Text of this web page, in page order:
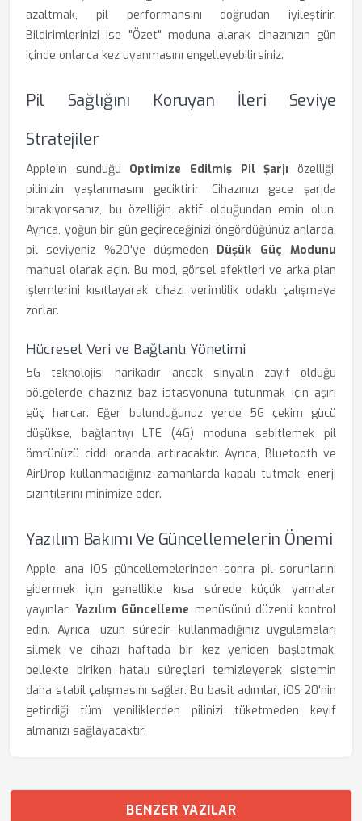
azaltmak, pil performansını doğrudan iyileştirir.
Bildirimlerinizi ise "Özet" moduna alarak cihazınızın gün
içinde onlarca kez uyanmasını engelleyebilirsiniz.
Pil Sağlığını Koruyan İleri Seviye
Stratejiler
Apple'ın sunduğu Optimize Edilmiş Pil Şarjı özelliği,
pilinizin yaşlanmasını geciktirir. Cihazınızı gece şarjda
bırakıyorsanız, bu özelliğin aktif olduğundan emin olun.
Ayrıca, yoğun bir gün geçireceğinizi öngördüğünüz anlarda,
pil seviyeniz %20'ye düşmeden Düşük Güç Modunu
manuel olarak açın. Bu mod, görsel efektleri ve arka plan
işlemlerini kısıtlayarak cihazı verimlilik odaklı çalışmaya
zorlar.
Hücresel Veri ve Bağlantı Yönetimi
5G teknolojisi harikadır ancak sinyalin zayıf olduğu
bölgelerde cihazınız baz istasyonuna tutunmak için aşırı
güç harcar. Eğer bulunduğunuz yerde 5G çekim gücü
düşükse, bağlantıyı LTE (4G) moduna sabitlemek pil
ömrünüzü ciddi oranda artıracaktır. Ayrıca, Bluetooth ve
AirDrop kullanmadığınız zamanlarda kapalı tutmak, enerji
sızıntılarını minimize eder.
Yazılım Bakımı Ve Güncellemelerin Önemi
Apple, ana iOS güncellemelerinden sonra pil sorunlarını
gidermek için genellikle kısa sürede küçük yamalar
yayınlar. Yazılım Güncelleme menüsünü düzenli kontrol
edin. Ayrıca, uzun süredir kullanmadığınız uygulamaları
silmek ve cihazı haftada bir kez yeniden başlatmak,
bellekte biriken hatalı süreçleri temizleyerek sistemin
daha stabil çalışmasını sağlar. Bu basit adımlar, iOS 20'nin
getirdiği tüm yeniliklerden pilinizi tüketmeden keyif
almanızı sağlayacaktır.
BENZER YAZILAR